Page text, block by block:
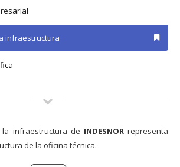
infraestructura
infraestructura de INDESNORrepresenta
de la oficina técnica.